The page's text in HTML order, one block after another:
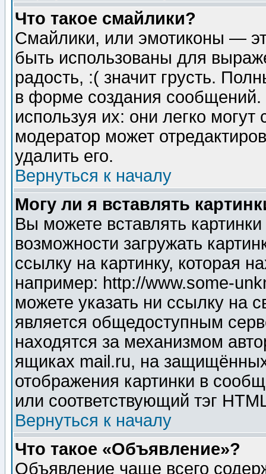
Что такое смайлики?
Смайлики, или эмотиконы —
быть использованы для
радость, :( значит грусть.
в форме создания сообщений.
используя их: они легко
модератор может
удалить его.
Вернуться к началу
Могу ли я вставлять
Вы можете вставлять
возможности загружать
ссылку на картинку, которая
например: http://www.some-
можете указать ни ссылку на
является общедоступным
находятся за механизмом
ящиках mail.ru, на
отображения картинки в
или соответствующий тэг
Вернуться к началу
Что такое «Объявление»?
Объявление чаще всего